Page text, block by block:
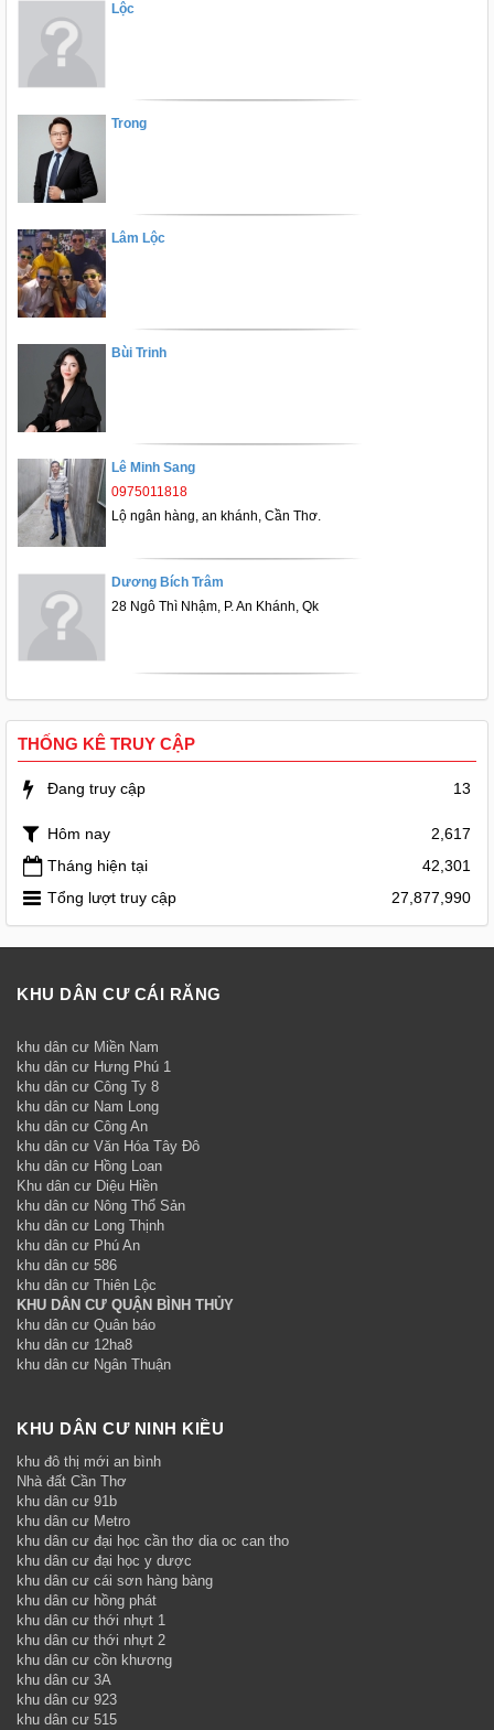
Lộc
Trong
Lâm Lộc
Bùi Trinh
Lê Minh Sang
0975011818
Lộ ngân hàng, an khánh, Cần Thơ.
Dương Bích Trâm
28 Ngô Thì Nhậm, P. An Khánh, Qk
THỐNG KÊ TRUY CẬP
Đang truy cập 13
Hôm nay
2,617
Tháng hiện tại
42,301
Tổng lượt truy cập
27,877,990
KHU DÂN CƯ CÁI RĂNG
khu dân cư Miền Nam
khu dân cư Hưng Phú 1
khu dân cư Công Ty 8
khu dân cư Nam Long
khu dân cư Công An
khu dân cư Văn Hóa Tây Đô
khu dân cư Hồng Loan
Khu dân cư Diệu Hiền
khu dân cư Nông Thổ Sản
khu dân cư Long Thịnh
khu dân cư Phú An
khu dân cư 586
khu dân cư Thiên Lộc
KHU DÂN CƯ QUẬN BÌNH THỦY
khu dân cư Quân báo
khu dân cư 12ha8
khu dân cư Ngân Thuận
KHU DÂN CƯ NINH KIỀU
khu đô thị mới an bình
Nhà đất Cần Thơ
khu dân cư 91b
khu dân cư Metro
khu dân cư đại học cần thơ dia oc can tho
khu dân cư đại học y dược
khu dân cư cái sơn hàng bàng
khu dân cư hồng phát
khu dân cư thới nhựt 1
khu dân cư thới nhựt 2
khu dân cư cồn khương
khu dân cư 3A
khu dân cư 923
khu dân cư 515